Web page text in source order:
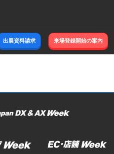
出展資料請求 来場登録開始の案内